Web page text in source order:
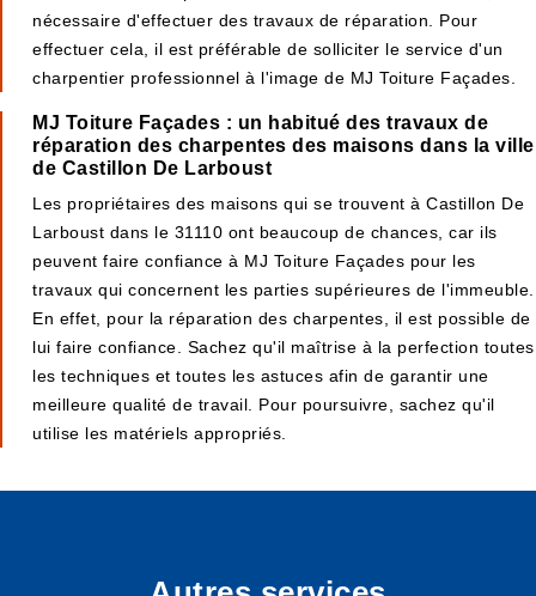
nécessaire d'effectuer des travaux de réparation. Pour
effectuer cela, il est préférable de solliciter le service d'un
charpentier professionnel à l'image de MJ Toiture Façades.
MJ Toiture Façades : un habitué des travaux de
réparation des charpentes des maisons dans la ville
de Castillon De Larboust
Les propriétaires des maisons qui se trouvent à Castillon De
Larboust dans le 31110 ont beaucoup de chances, car ils
peuvent faire confiance à MJ Toiture Façades pour les
travaux qui concernent les parties supérieures de l'immeuble.
En effet, pour la réparation des charpentes, il est possible de
lui faire confiance. Sachez qu'il maîtrise à la perfection toutes
les techniques et toutes les astuces afin de garantir une
meilleure qualité de travail. Pour poursuivre, sachez qu'il
utilise les matériels appropriés.